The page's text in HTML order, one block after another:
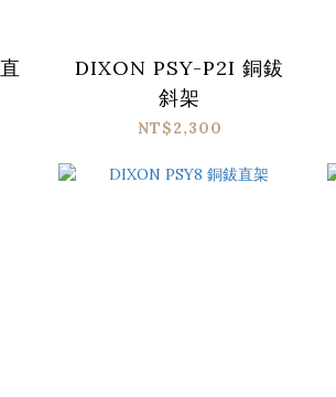
DIXON PSY-P2I 銅鈸
斜架
NT$2,300